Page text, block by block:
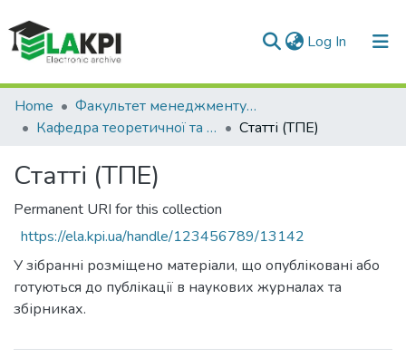
Log In (current)
Communities & Collections
All of DSpace
Statistics
Home
Факультет менеджменту та маркетингу (ФММ)
Кафедра теоретичної та прикладної економіки (ТПЕ)
Статті (ТПЕ)
Статті (ТПЕ)
Permanent URI for this collection
https://ela.kpi.ua/handle/123456789/13142
У зібранні розміщено матеріали, що опубліковані або
готуються до публікації в наукових журналах та
збірниках.